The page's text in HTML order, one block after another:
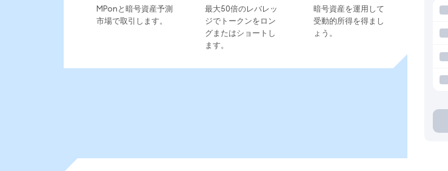
MPonと暗号資産予測
市場で取引します。
最大50倍のレバレッ
ジでトークンをロン
グまたはショートし
ます。
暗号資産を運用して
受動的所得を得まし
ょう。